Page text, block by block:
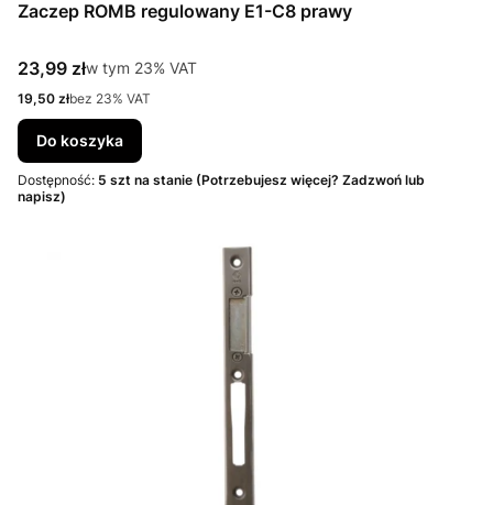
Zaczep ROMB regulowany E1-C8 prawy
Cena brutto
23,99 złw tym %s VAT
w tym 23% VAT
Cena netto
19,50 złbez 23% VAT
Do koszyka
Dostępność: 5 szt na stanie (Potrzebujesz więcej? Zadzwoń lub
napisz)